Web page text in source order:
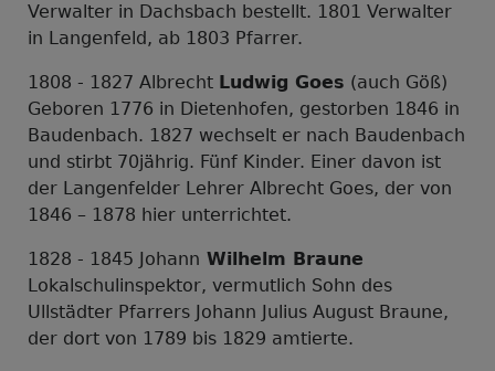
Verwalter in Dachsbach bestellt. 1801 Verwalter
in Langenfeld, ab 1803 Pfarrer.
1808 - 1827 Albrecht Ludwig Goes (auch Göß)
Geboren 1776 in Dietenhofen, gestorben 1846 in
Baudenbach. 1827 wechselt er nach Baudenbach
und stirbt 70jährig. Fünf Kinder. Einer davon ist
der Langenfelder Lehrer Albrecht Goes, der von
1846 – 1878 hier unterrichtet.
1828 - 1845 Johann Wilhelm Braune
Lokalschulinspektor, vermutlich Sohn des
Ullstädter Pfarrers Johann Julius August Braune,
der dort von 1789 bis 1829 amtierte.